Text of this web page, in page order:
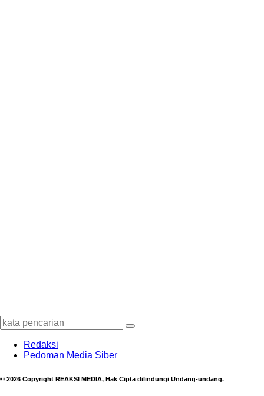
Redaksi
Pedoman Media Siber
© 2026 Copyright REAKSI MEDIA, Hak Cipta dilindungi Undang-undang.